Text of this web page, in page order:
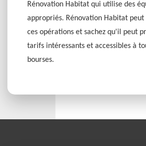
Rénovation Habitat qui utilise des
appropriés. Rénovation Habitat peut
ces opérations et sachez qu'il peut
tarifs intéressants et accessibles à
bourses.